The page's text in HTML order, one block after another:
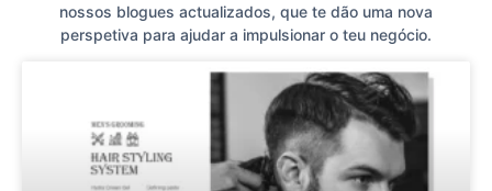
nossos blogues actualizados, que te dão uma nova
perspetiva para ajudar a impulsionar o teu negócio.